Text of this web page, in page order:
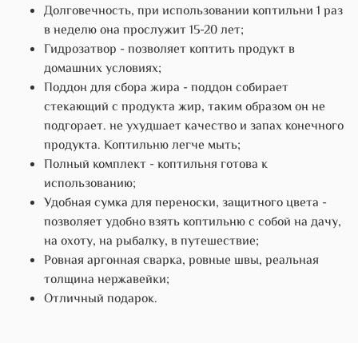
Долговечность, при использовании коптильни 1 раз
в неделю она прослужит 15-20 лет;
Гидрозатвор - позволяет коптить продукт в
домашних условиях;
Поддон для сбора жира - поддон собирает
стекающий с продукта жир, таким образом он не
подгорает. не ухудшает качество и запах конечного
продукта. Коптильню легче мыть;
Полный комплект - коптильня готова к
использованию;
Удобная сумка для переноски, защитного цвета -
позволяет удобно взять коптильню с собой на дачу,
на охоту, на рыбалку, в путешествие;
Ровная аргонная сварка, ровные швы, реальная
толщина нержавейки;
Отличный подарок.